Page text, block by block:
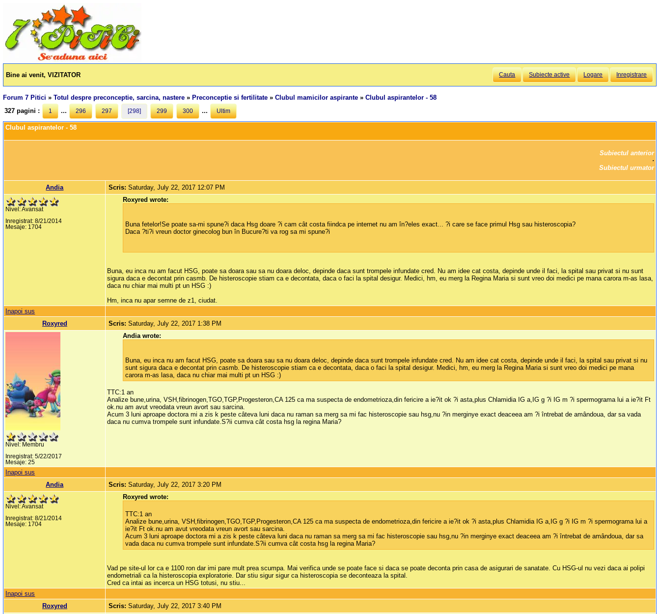
Bine ai venit, VIZITATOR Cauta Subiecte active Logare Inregistrare
Forum 7 Pitici »Totul despre preconceptie, sarcina, nastere » Preconceptie si fertilitate »Clubul mamicilor aspirante »Clubul aspirantelor - 58
327 pagini :
1 ... 296 297 [298] 299 300 ... Ultim
Clubul aspirantelor - 58
Subiectul anterior
Subiectul urmator
Andia Scris:Saturday, July 22, 2017 12:07 PM
Nivel: Avansat
Inregistrat: 8/21/2014
Mesaje: 1704
Roxyred wrote:
Buna fetelor!Se poate sa-mi spune?i daca Hsg doare ?i cam cât costa fiindca pe internet nu am în?eles exact... ?i care se face primul Hsg sau histeroscopia?
Daca ?ti?i vreun doctor ginecolog bun în Bucure?ti va rog sa mi spune?i
Buna, eu inca nu am facut HSG, poate sa doara sau sa nu doara deloc, depinde daca sunt trompele infundate cred. Nu am idee cat costa, depinde unde il faci, la spital sau privat si nu sunt
sigura daca e decontat prin casmb. De histeroscopie stiam ca e decontata, daca o faci la spital desigur. Medici, hm, eu merg la Regina Maria si sunt vreo doi medici pe mana carora m-as lasa,
daca nu chiar mai multi pt un HSG :)
Hm, inca nu apar semne de z1, ciudat.
Inapoi sus
Roxyred
Scris:Saturday, July 22, 2017 1:38 PM
Nivel: Membru
Inregistrat: 5/22/2017
Mesaje: 25
Andia wrote:
Buna, eu inca nu am facut HSG, poate sa doara sau sa nu doara deloc, depinde daca sunt trompele infundate cred. Nu am idee cat costa, depinde unde il faci, la spital sau privat si nu
sunt sigura daca e decontat prin casmb. De histeroscopie stiam ca e decontata, daca o faci la spital desigur. Medici, hm, eu merg la Regina Maria si sunt vreo doi medici pe mana
carora m-as lasa, daca nu chiar mai multi pt un HSG :)
TTC:1 an
Analize bune,urina, VSH,fibrinogen,TGO,TGP,Progesteron,CA 125 ca ma suspecta de endometrioza,din fericire a ie?it ok ?i asta,plus Chlamidia IG a,IG g ?i IG m ?i spermograma lui a ie?it Ft
ok.nu am avut vreodata vreun avort sau sarcina.
Acum 3 luni aproape doctora mi a zis k peste câteva luni daca nu raman sa merg sa mi fac histeroscopie sau hsg,nu ?in merginye exact deaceea am ?i întrebat de amândoua, dar sa vada
daca nu cumva trompele sunt infundate.S?ii cumva cât costa hsg la regina Maria?
Inapoi sus
Andia
Scris:Saturday, July 22, 2017 3:20 PM
Nivel: Avansat
Inregistrat: 8/21/2014
Mesaje: 1704
Roxyred wrote:
TTC:1 an
Analize bune,urina, VSH,fibrinogen,TGO,TGP,Progesteron,CA 125 ca ma suspecta de endometrioza,din fericire a ie?it ok ?i asta,plus Chlamidia IG a,IG g ?i IG m ?i spermograma lui a
ie?it Ft ok.nu am avut vreodata vreun avort sau sarcina.
Acum 3 luni aproape doctora mi a zis k peste câteva luni daca nu raman sa merg sa mi fac histeroscopie sau hsg,nu ?in merginye exact deaceea am ?i întrebat de amândoua, dar sa
vada daca nu cumva trompele sunt infundate.S?ii cumva cât costa hsg la regina Maria?
Vad pe site-ul lor ca e 1100 ron dar imi pare mult prea scumpa. Mai verifica unde se poate face si daca se poate deconta prin casa de asigurari de sanatate. Cu HSG-ul nu vezi daca ai polipi
endometriali ca la histeroscopia exploratorie. Dar stiu sigur sigur ca histeroscopia se deconteaza la spital.
Cred ca intai as incerca un HSG totusi, nu stiu...
Inapoi sus
Roxyred
Scris:Saturday, July 22, 2017 3:40 PM